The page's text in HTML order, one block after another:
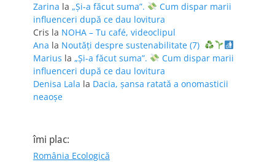
Zarina la „Și-a făcut suma”.
Cum dispar marii
influenceri după ce dau lovitura
Cris la NOHA – Tu café, videoclipul
Ana la Noutăți despre sustenabilitate (7)
Marius la „Și-a făcut suma”.
Cum dispar marii
influenceri după ce dau lovitura
Denisa Lala la Dacia, șansa ratată a onomasticii
neaoșe
îmi plac:
România Ecologică